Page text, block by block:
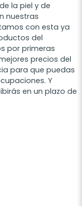
la piel y de
nuestras
con esta ya
del
por primeras
precios del
para que puedas
Y
en un plazo de